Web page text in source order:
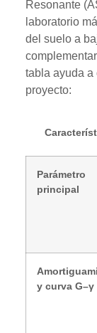
Resonante
laboratorio
del suelo a
tabla ayuda a
proyecto:
Parámetro
principal
y curva G–γ